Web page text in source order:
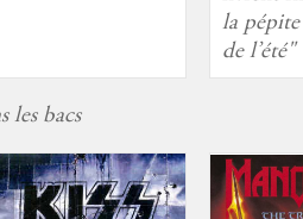
la
de l’été"
les bacs